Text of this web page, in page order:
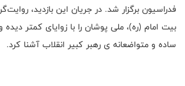
فدراسیون برگزار شد. در جریان این بازدید،
بیت امام (ره)، ملی پوشان را با زوایای کمتر
ساده و متواضعانه ی رهبر کبیر انقلاب آشنا کرد.